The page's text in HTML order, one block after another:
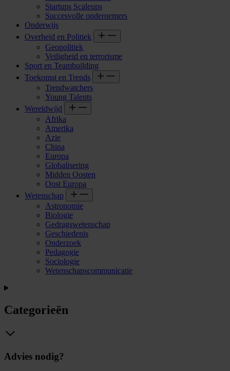
Startups Scaleups
Succesvolle ondernemers
Onderwijs
Overheid en Politiek
Geopolitiek
Veiligheid en terrorisme
Sport en Teambuilding
Toekomst en Trends
Trendwatchers
Young Talents
Wereldwijd
Afrika
Amerika
Azie
China
Europa
Globalisering
Midden Oosten
Oost Europa
Wetenschap
Astronomie
Biologie
Gedragswetenschap
Geschiedenis
Onderzoek
Pedagogie
Sociologie
Wetenschapscommunicatie
Categorieën
Advies nodig?